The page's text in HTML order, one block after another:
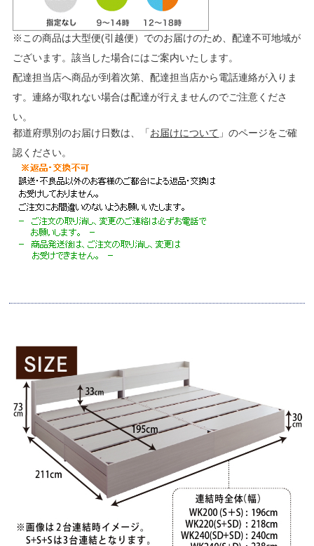
※この商品は大型便(引越便）でのお届けのため、配達不可地域が
ございます。該当した場合にはご案内いたします。
配達担当店へ商品が到着次第、配達担当店から電話連絡が入りま
す。連絡が取れない場合は配達が行えませんのでご注意くださ
い。
都道府県別のお届け日数は、「お届けについて 」のページをご確
認ください。